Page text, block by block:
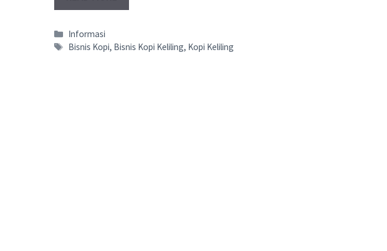
Categories
Informasi
Tags
Bisnis Kopi, Bisnis Kopi Keliling, Kopi Keliling